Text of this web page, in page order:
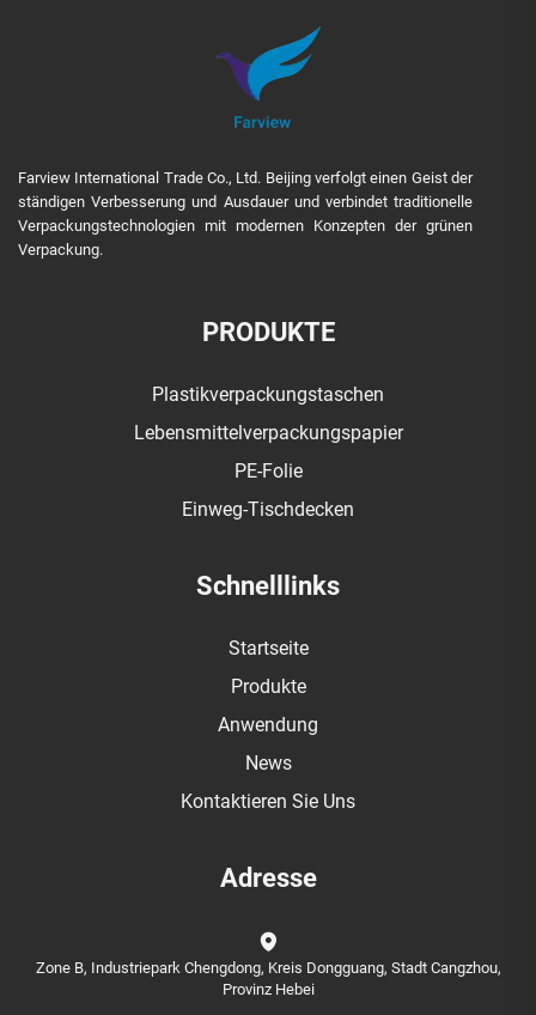
Farview International Trade Co., Ltd. Beijing verfolgt einen Geist der
ständigen Verbesserung und Ausdauer und verbindet traditionelle
Verpackungstechnologien mit modernen Konzepten der grünen
Verpackung.
PRODUKTE
Plastikverpackungstaschen
Lebensmittelverpackungspapier
PE-Folie
Einweg-Tischdecken
Schnelllinks
Startseite
Produkte
Anwendung
News
Kontaktieren Sie Uns
Adresse
Zone B, Industriepark Chengdong, Kreis Dongguang, Stadt Cangzhou,
Provinz Hebei